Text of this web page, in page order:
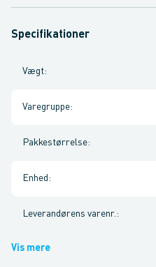
Specifikationer
Vægt:
Varegruppe:
Pakkestørrelse:
Enhed :
Leverandørens varenr. :
Vis mere